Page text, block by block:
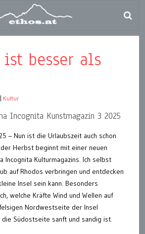
besser als
Kultur
Incognita Kunstmagazin 3 2025
– Nun ist die Urlaubszeit auch schon
Herbst beginnt mit einer neuen
Incognita Kulturmagazins. Ich selbst
auf Rhodos verbringen und entdecken
Insel sein kann. Besonders
welche Kräfte Wind und Wellen auf
Nordwestseite der Insel
Südostseite sanft und sandig ist.